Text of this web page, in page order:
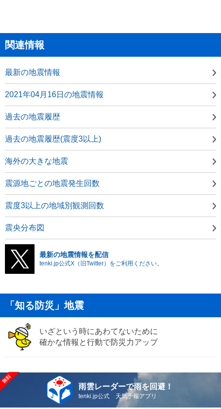
関連情報
最新の地震情報
2021年04月16日の地震情報
過去の地震履歴
過去の地震履歴(震度3以上)
海外の大きな地震
震源地ごとの地震発生回数
震度3以上の地域別観測回数
震央分布図
最新の地震情報を配信
tenki.jp公式X（旧Twitter）をご利用ください。
「知る防災」地震
いざという時にあわてないために
確かな情報と行動で防災力アップ
雨雲レーダーで雨を回避！
tenki.jp公式 天気予報アプリ